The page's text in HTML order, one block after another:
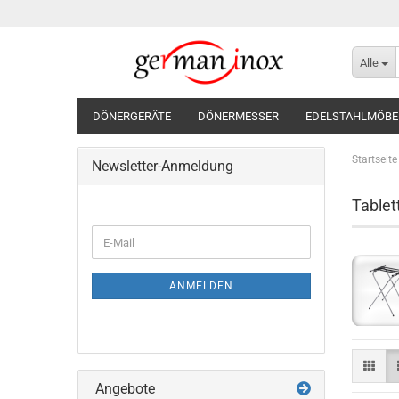
Alle
DÖNERGERÄTE DÖNERMESSER
Startseite
Newsletter-Anmeldung
ZUR
E-
Mail
ANMELDEN
Angebote